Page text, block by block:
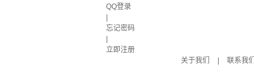
QQ登录
忘记密码
立即注册
关于我们
联系我们